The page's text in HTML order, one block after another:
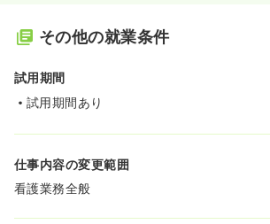
その他の就業条件
試用期間
試用期間あり
仕事内容の変更範囲
看護業務全般